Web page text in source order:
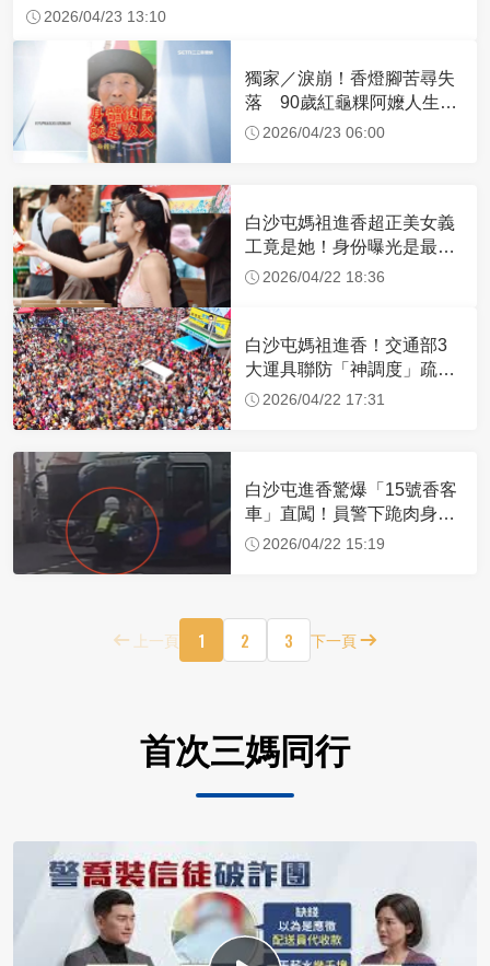
2026/04/23 13:10
獨家／淚崩！香燈腳苦尋失
落 90歲紅龜粿阿嬤人生謝
幕2026/04/23 06:00
白沙屯媽祖進香超正美女義
工竟是她！身份曝光是最美
禮生 一輩子不結婚
2026/04/22 18:36
白沙屯媽祖進香！交通部3
大運具聯防「神調度」疏運
32.1萬創新高
2026/04/22 17:31
白沙屯進香驚爆「15號香客
車」直闖！員警下跪肉身擋
車：讓行人先過
2026/04/22 15:19
上一頁 1 2 3 下一頁
首次三媽同行